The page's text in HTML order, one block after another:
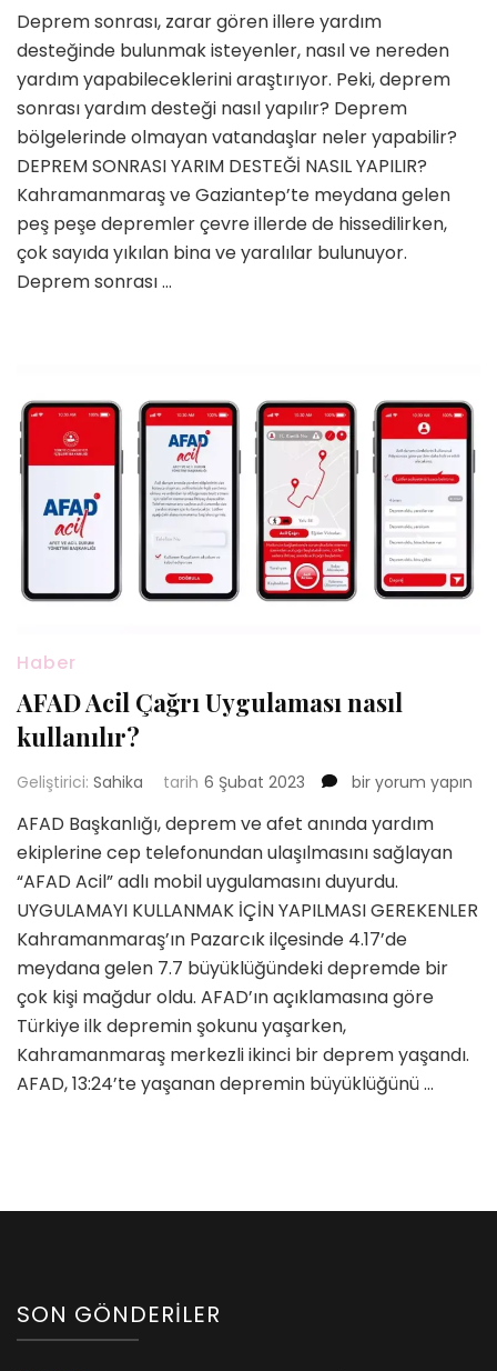
ihtiyaç
listesi:
Deprem
sonrası
yardım
desteği
nasıl
ve
nereden
yapılır?
AFAD
için
Deprem sonrası, zarar gören illere yardım
desteğinde bulunmak isteyenler, nasıl ve nereden
yardım yapabileceklerini araştırıyor. Peki, deprem
sonrası yardım desteği nasıl yapılır? Deprem
bölgelerinde olmayan vatandaşlar neler yapabilir?
DEPREM SONRASI YARIM DESTEĞİ NASIL YAPILIR?
Kahramanmaraş ve Gaziantep’te meydana gelen
peş peşe depremler çevre illerde de hissedilirken,
çok sayıda yıkılan bina ve yaralılar bulunuyor.
Deprem sonrası …
Haber
AFAD Acil Çağrı Uygulaması nasıl
kullanılır?
Geliştirici: Sahika tarih 6 Şubat 2023
AFAD
Çağrı
Uygulaması
nasıl
kullanılır?
için
bir yorum yapın
AFAD Başkanlığı, deprem ve afet anında yardım
ekiplerine cep telefonundan ulaşılmasını sağlayan
“AFAD Acil” adlı mobil uygulamasını duyurdu.
UYGULAMAYI KULLANMAK İÇİN YAPILMASI GEREKENLER
Kahramanmaraş’ın Pazarcık ilçesinde 4.17’de
meydana gelen 7.7 büyüklüğündeki depremde bir
çok kişi mağdur oldu. AFAD’ın açıklamasına göre
Türkiye ilk depremin şokunu yaşarken,
Kahramanmaraş merkezli ikinci bir deprem yaşandı.
AFAD, 13:24’te yaşanan depremin büyüklüğünü …
SON GÖNDERILER